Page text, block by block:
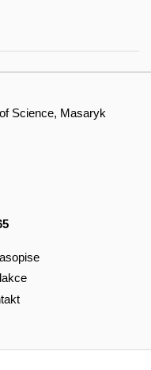
Science, Masaryk